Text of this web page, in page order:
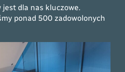
dla nas kluczowe.
ponad 500 zadowolonych